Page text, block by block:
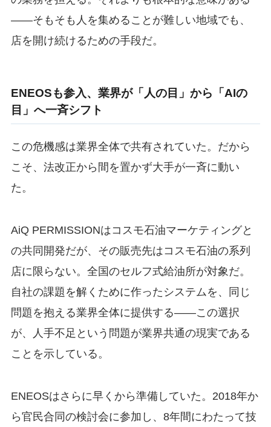
——そもそも人を集めることが難しい地域でも、
店を開け続けるための手段だ。
ENEOSも参入、業界が「人の目」から「AIの
目」へ一斉シフト
この危機感は業界全体で共有されていた。だから
こそ、法改正から間を置かず大手が一斉に動い
た。
AiQ PERMISSIONはコスモ石油マーケティングと
の共同開発だが、その販売先はコスモ石油の系列
店に限らない。全国のセルフ式給油所が対象だ。
自社の課題を解くために作ったシステムを、同じ
問題を抱える業界全体に提供する——この選択
が、人手不足という問題が業界共通の現実である
ことを示している。
ENEOSはさらに早くから準備していた。2018年か
ら官民合同の検討会に参加し、8年間にわたって技